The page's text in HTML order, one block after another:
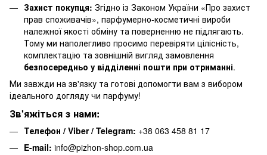
Захист покупця: Згідно із Законом України «Про захист
прав споживачів», парфумерно-косметичні вироби
належної якості обміну та поверненню не підлягають.
Тому ми наполегливо просимо перевіряти цілісність,
комплектацію та зовнішній вигляд замовлення
безпосередньо у відділенні пошти при отриманні.
Ми завжди на зв'язку та готові допомогти вам з вибором
ідеального догляду чи парфуму!
Зв'яжіться з нами:
Телефон / Viber / Telegram: +38 063 458 81 17
E-mail: info@pizhon-shop.com.ua